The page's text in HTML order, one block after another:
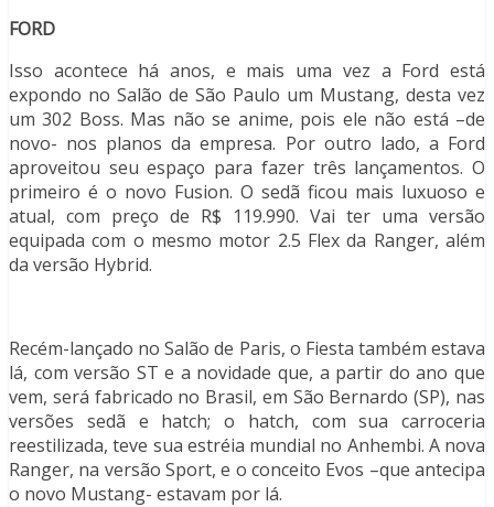
FORD
Isso acontece há anos, e mais uma vez a Ford está
expondo no Salão de São Paulo um Mustang, desta vez
um 302 Boss. Mas não se anime, pois ele não está –de
novo- nos planos da empresa. Por outro lado, a Ford
aproveitou seu espaço para fazer três lançamentos. O
primeiro é o novo Fusion. O sedã ficou mais luxuoso e
atual, com preço de R$ 119.990. Vai ter uma versão
equipada com o mesmo motor 2.5 Flex da Ranger, além
da versão Hybrid.
Recém-lançado no Salão de Paris, o Fiesta também estava
lá, com versão ST e a novidade que, a partir do ano que
vem, será fabricado no Brasil, em São Bernardo (SP), nas
versões sedã e hatch; o hatch, com sua carroceria
reestilizada, teve sua estréia mundial no Anhembi. A nova
Ranger, na versão Sport, e o conceito Evos –que antecipa
o novo Mustang- estavam por lá.